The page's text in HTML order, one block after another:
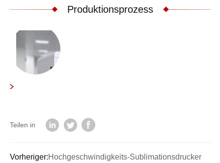
Produktionsprozess
Teilen in
Vorheriger:Hochgeschwindigkeits-Sublimationsdrucker